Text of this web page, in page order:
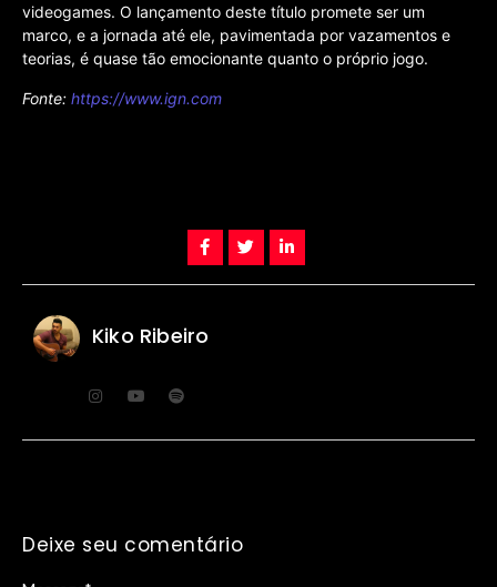
videogames. O lançamento deste título promete ser um
marco, e a jornada até ele, pavimentada por vazamentos e
teorias, é quase tão emocionante quanto o próprio jogo.
Fonte: https://www.ign.com
Kiko Ribeiro
Deixe seu comentário